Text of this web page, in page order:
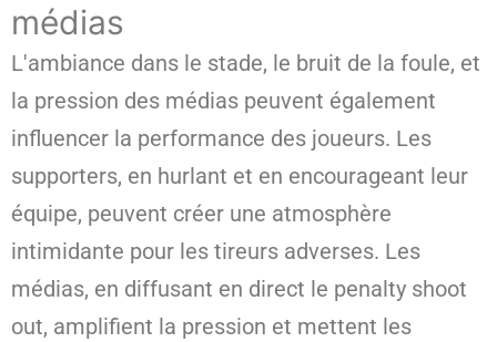
médias
L'ambiance dans le stade, le bruit de la foule, et
la pression des médias peuvent également
influencer la performance des joueurs. Les
supporters, en hurlant et en encourageant leur
équipe, peuvent créer une atmosphère
intimidante pour les tireurs adverses. Les
médias, en diffusant en direct le penalty shoot
out, amplifient la pression et mettent les